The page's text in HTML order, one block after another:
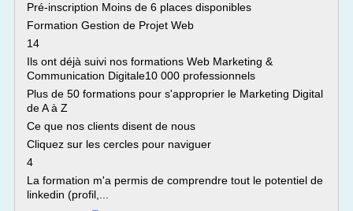
Pré-inscription Moins de 6 places disponibles
Formation Gestion de Projet Web
14
Ils ont déjà suivi nos formations Web Marketing &
Communication Digitale10 000 professionnels
Plus de 50 formations pour s'approprier le Marketing Digital
de A à Z
Ce que nos clients disent de nous
Cliquez sur les cercles pour naviguer
4
La formation m'a permis de comprendre tout le potentiel de
linkedin (profil,...